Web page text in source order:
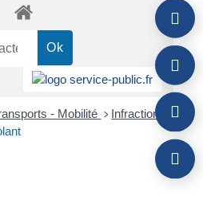
- Mobilité > Infractions